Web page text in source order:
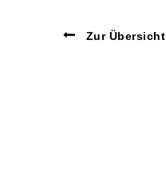
Zur Übersicht